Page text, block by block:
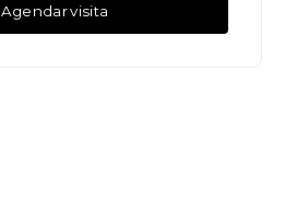
Agendar visita